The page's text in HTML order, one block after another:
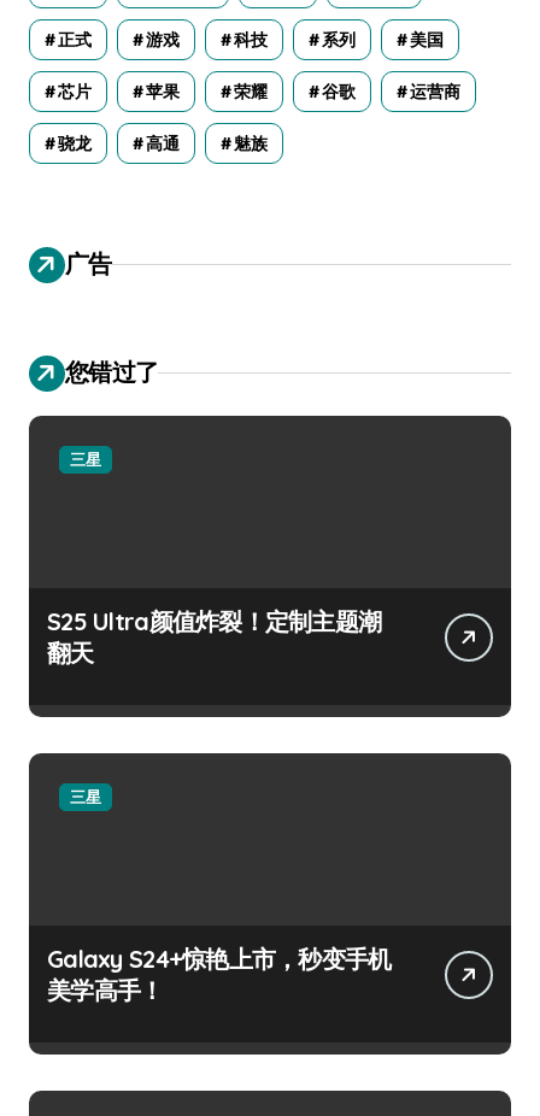
正式 游戏 科技 系列 美国
芯片 苹果 荣耀 谷歌 运营商
骁龙 高通 魅族
广告
您错过了
三星
S25 Ultra颜值炸裂！定制主题潮
翻天
三星
Galaxy S24+惊艳上市，秒变手机
美学高手！